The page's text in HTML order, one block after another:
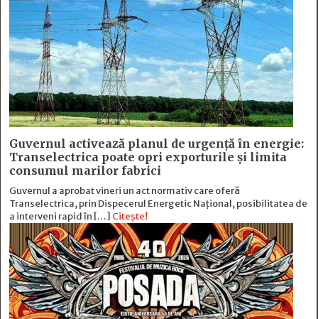
Guvernul activează planul de urgență în energie:
Transelectrica poate opri exporturile și limita
consumul marilor fabrici
Guvernul a aprobat vineri un act normativ care oferă
Transelectrica, prin Dispecerul Energetic Național, posibilitatea de
a interveni rapid în […] Citește!